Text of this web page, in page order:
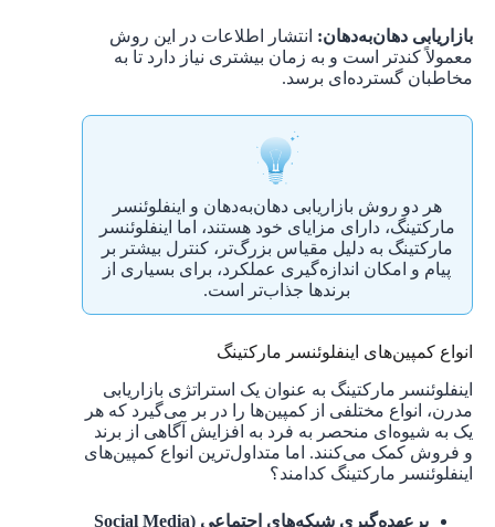
بازاریابی دهان‌به‌دهان: انتشار اطلاعات در این روش
معمولاً کندتر است و به زمان بیشتری نیاز دارد تا به
مخاطبان گسترده‌ای برسد.
هر دو روش بازاریابی دهان‌به‌دهان و اینفلوئنسر
مارکتینگ، دارای مزایای خود هستند، اما اینفلوئنسر
مارکتینگ به دلیل مقیاس بزرگ‌تر، کنترل بیشتر بر
پیام و امکان اندازه‌گیری عملکرد، برای بسیاری از
برندها جذاب‌تر است.
انواع کمپین‌های اینفلوئنسر مارکتینگ
اینفلوئنسر مارکتینگ به عنوان یک استراتژی بازاریابی
مدرن، انواع مختلفی از کمپین‌ها را در بر می‌گیرد که هر
یک به شیوه‌ای منحصر به فرد به افزایش آگاهی از برند
و فروش کمک می‌کنند. اما متداول‌ترین انواع کمپین‌های
اینفلوئنسر مارکتینگ کدامند؟
برعهده‌گیری شبکه‌های اجتماعی (Social Media